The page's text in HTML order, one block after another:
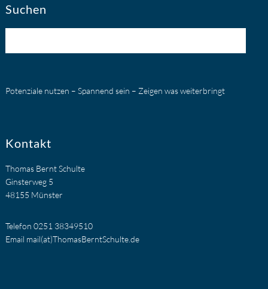
Suchen
Potenziale nutzen – Spannend sein – Zeigen was weiterbringt
Kontakt
Thomas Bernt Schulte
Ginsterweg 5
48155 Münster
Telefon 0251 38349510
Email mail(at)ThomasBerntSchulte.de